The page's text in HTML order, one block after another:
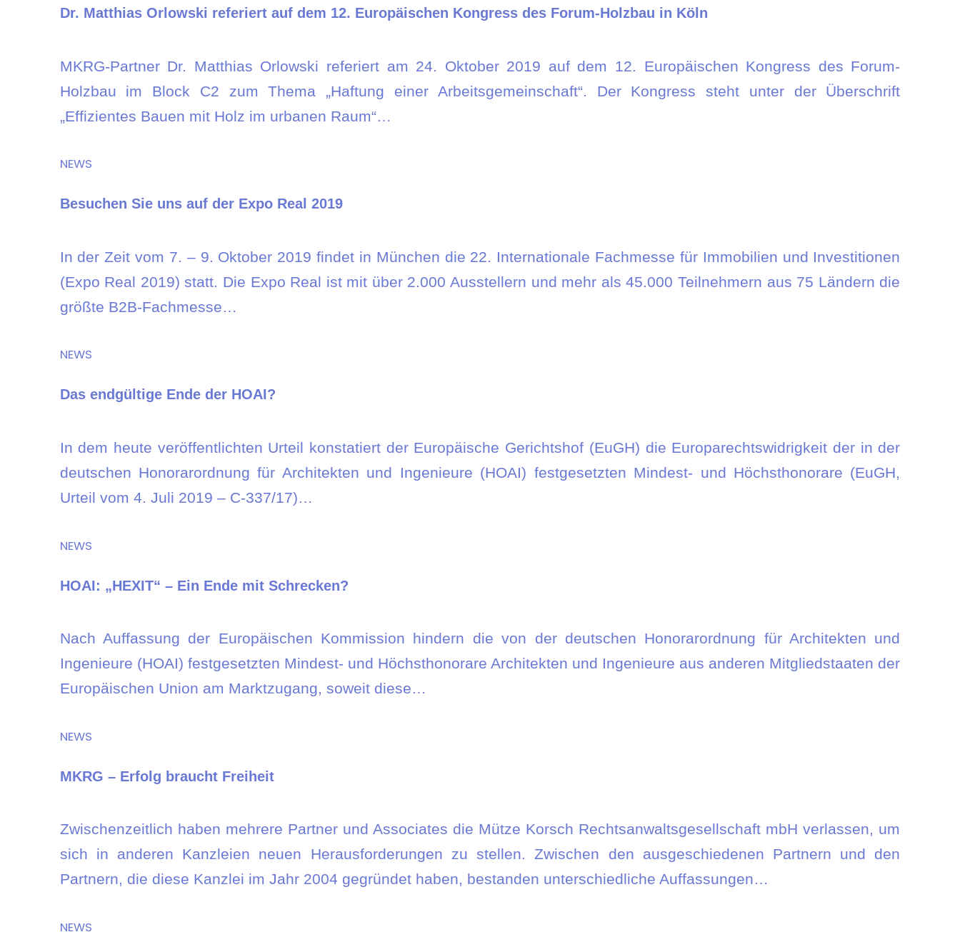
Dr. Matthias Orlowski referiert auf dem 12. Europäischen Kongress des Forum-Holzbau in Köln
MKRG-Partner Dr. Matthias Orlowski referiert am 24. Oktober 2019 auf dem 12. Europäischen Kongress des Forum-
Holzbau im Block C2 zum Thema „Haftung einer Arbeitsgemeinschaft“. Der Kongress steht unter der Überschrift
„Effizientes Bauen mit Holz im urbanen Raum“…
NEWS
Besuchen Sie uns auf der Expo Real 2019
In der Zeit vom 7. – 9. Oktober 2019 findet in München die 22. Internationale Fachmesse für Immobilien und Investitionen
(Expo Real 2019) statt. Die Expo Real ist mit über 2.000 Ausstellern und mehr als 45.000 Teilnehmern aus 75 Ländern die
größte B2B-Fachmesse…
NEWS
Das endgültige Ende der HOAI?
In dem heute veröffentlichten Urteil konstatiert der Europäische Gerichtshof (EuGH) die Europarechtswidrigkeit der in der
deutschen Honorarordnung für Architekten und Ingenieure (HOAI) festgesetzten Mindest- und Höchsthonorare (EuGH,
Urteil vom 4. Juli 2019 – C-337/17)…
NEWS
HOAI: „HEXIT“ – Ein Ende mit Schrecken?
Nach Auffassung der Europäischen Kommission hindern die von der deutschen Honorarordnung für Architekten und
Ingenieure (HOAI) festgesetzten Mindest- und Höchsthonorare Architekten und Ingenieure aus anderen Mitgliedstaaten der
Europäischen Union am Marktzugang, soweit diese…
NEWS
MKRG – Erfolg braucht Freiheit
Zwischenzeitlich haben mehrere Partner und Associates die Mütze Korsch Rechtsanwaltsgesellschaft mbH verlassen, um
sich in anderen Kanzleien neuen Herausforderungen zu stellen. Zwischen den ausgeschiedenen Partnern und den
Partnern, die diese Kanzlei im Jahr 2004 gegründet haben, bestanden unterschiedliche Auffassungen…
NEWS